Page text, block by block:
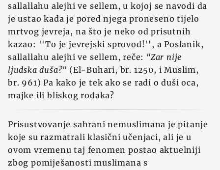
sallallahu alejhi ve sellem, u kojoj se navodi da
je ustao kada je pored njega proneseno tijelo
mrtvog jevreja, na što je neko od prisutnih
kazao: ''To je jevrejski sprovod!'', a Poslanik,
sallallahu alejhi ve sellem, reče: "Zar nije
ljudska duša?" (El-Buhari, br. 1250, i Muslim,
br. 961) Pa kako je tek ako se radi o duši oca,
majke ili bliskog rođaka?
Prisustvovanje sahrani nemuslimana je pitanje
koje su razmatrali klasični učenjaci, ali je u
ovom vremenu taj fenomen postao aktuelniji
zbog pomiješanosti muslimana s